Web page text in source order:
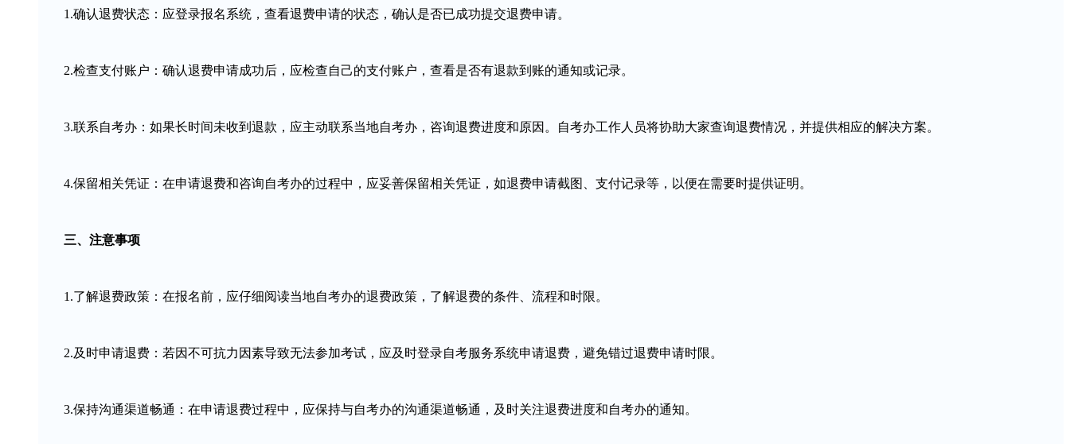
1.确认退费状态：应登录报名系统，查看退费申请的状态，确认是否已成功提交退费申请。
2.检查支付账户：确认退费申请成功后，应检查自己的支付账户，查看是否有退款到账的通知或记录。
3.联系自考办：如果长时间未收到退款，应主动联系当地自考办，咨询退费进度和原因。自考办工作人员将协助大家查询退费情况，并提供相应的解决方案。
4.保留相关凭证：在申请退费和咨询自考办的过程中，应妥善保留相关凭证，如退费申请截图、支付记录等，以便在需要时提供证明。
三、注意事项
1.了解退费政策：在报名前，应仔细阅读当地自考办的退费政策，了解退费的条件、流程和时限。
2.及时申请退费：若因不可抗力因素导致无法参加考试，应及时登录自考服务系统申请退费，避免错过退费申请时限。
3.保持沟通渠道畅通：在申请退费过程中，应保持与自考办的沟通渠道畅通，及时关注退费进度和自考办的通知。